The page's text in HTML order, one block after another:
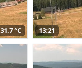
31,7 °C 13:21